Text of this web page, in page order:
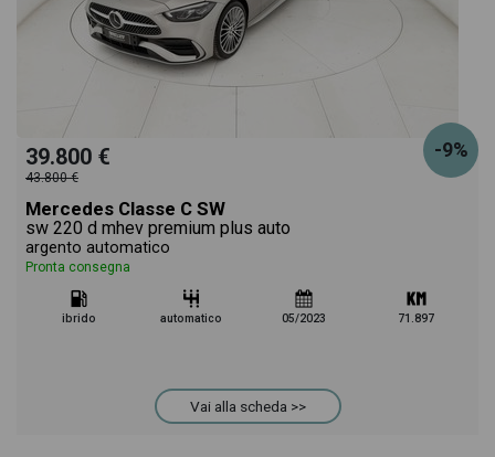
-9%
39.800 €
43.800 €
Mercedes Classe C SW
sw 220 d mhev premium plus auto
argento automatico
Pronta consegna
ibrido automatico 05/2023 71.897
Vai alla scheda >>